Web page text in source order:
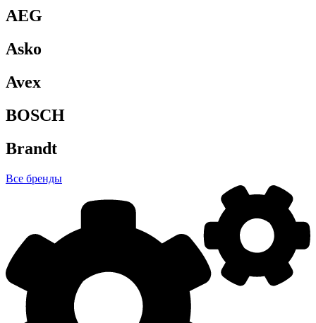
AEG
Asko
Avex
BOSCH
Brandt
Все бренды